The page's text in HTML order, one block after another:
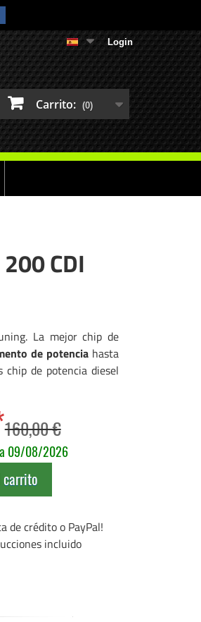
Login
Carrito: (0)
CDI
La mejor chip de
de potencia hasta
chip de potencia diesel
160,00 €
09/08/2026
de crédito o PayPal!
incluido